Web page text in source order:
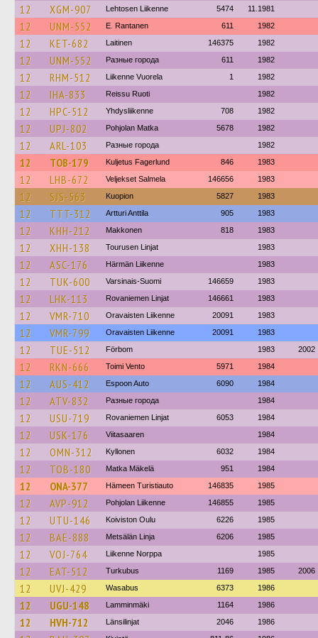
12 XGM-907 Lehtosen Liikenne 5474 11.1981
12 UNM-552 E. Rantanen 611 1982
12 KET-682 Laitinen 146375 1982
12 UNM-552 Разные города 611 1982
12 RHM-512 Liikenne Vuorela 1 1982
12 IHA-833 Reissu Ruoti 1982
12 HPC-512 Yhdysliikenne 708 1982
12 UPJ-802 Pohjolan Matka 5678 1982
12 ARL-103 Разные города 1982
12 TOB-179 Kuljetus Fagerlund 846 1983
12 LHB-672 Veljekset Salmela 146656 1983
12 SJS-563 Kuopion 5827 1983
12 TTT-312 Artturi Anttila 905 1983
12 KHH-212 Makkonen 818 1983
12 XHH-138 Tourusen Linjat 1983
12 ASC-176 Härmän Liikenne 1983
12 TUK-600 Varsinais-Suomi 146659 1983
12 LHK-113 Rovaniemen Linjat 146661 1983
12 VMR-710 Oravaisten Liikenne 20091 1983
12 VMR-799 Oravaisten Liikenne 20091 1983
12 TUE-512 Förbom 1983 2002
12 RKN-666 Toimi Vento 5971 1984
12 AUS-412 Espoon Auto 6090 1984
12 ATV-832 Разные города 1984
12 USU-719 Rovaniemen Linjat 6053 1984
12 USK-176 Viitasaaren 1984
12 OMN-312 Kyllonen 6032 1984
12 TOB-180 Matka Mäkelä 951 1984
12 ONA-377 Hämeen Turistiauto 146835 1985
12 AVP-912 Pohjolan Liikenne 146855 1985
12 UTU-146 Koiviston Oulu 6226 1985
12 BAE-888 Metsälän Linja 6206 1985
12 VOJ-764 Liikenne Norppa 1985
12 EAT-512 Turkubus 1169 1985 2006
12 UVJ-429 Wasabus 6373 1986
12 UGU-148 Lamminmäki 1164 1986
12 HVH-712 Länsilinjat 2046 1986